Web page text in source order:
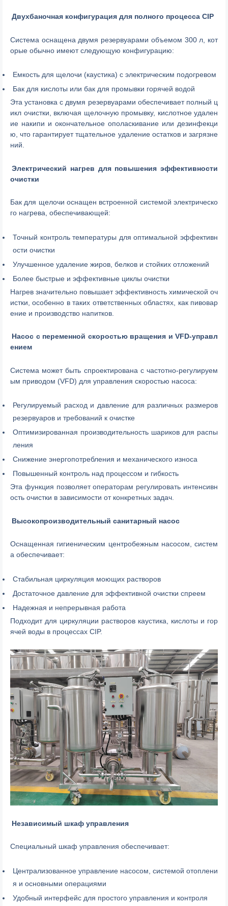
Двухбаночная конфигурация для полного процесса CIP
Система оснащена двумя резервуарами объемом 300 л, кот
орые обычно имеют следующую конфигурацию:
Емкость для щелочи (каустика) с электрическим подогревом
Бак для кислоты или бак для промывки горячей водой
Эта установка с двумя резервуарами обеспечивает полный ц
икл очистки, включая щелочную промывку, кислотное удален
ие накипи и окончательное ополаскивание или дезинфекци
ю, что гарантирует тщательное удаление остатков и загрязне
ний.
Электрический нагрев для повышения эффективности
очистки
Бак для щелочи оснащен встроенной системой электрическо
го нагрева, обеспечивающей:
Точный контроль температуры для оптимальной эффективн
ости очистки
Улучшенное удаление жиров, белков и стойких отложений
Более быстрые и эффективные циклы очистки
Нагрев значительно повышает эффективность химической оч
истки, особенно в таких ответственных областях, как пивовар
ение и производство напитков.
Насос с переменной скоростью вращения и VFD-управл
ением
Система может быть спроектирована с частотно-регулируем
ым приводом (VFD) для управления скоростью насоса:
Регулируемый расход и давление для различных размеров
резервуаров и требований к очистке
Оптимизированная производительность шариков для распы
ления
Снижение энергопотребления и механического износа
Повышенный контроль над процессом и гибкость
Эта функция позволяет операторам регулировать интенсивн
ость очистки в зависимости от конкретных задач.
Высокопроизводительный санитарный насос
Оснащенная гигиеническим центробежным насосом, систем
а обеспечивает:
Стабильная циркуляция моющих растворов
Достаточное давление для эффективной очистки спреем
Надежная и непрерывная работа
Подходит для циркуляции растворов каустика, кислоты и гор
ячей воды в процессах CIP.
Независимый шкаф управления
Специальный шкаф управления обеспечивает:
Централизованное управление насосом, системой отоплени
я и основными операциями
Удобный интерфейс для простого управления и контроля